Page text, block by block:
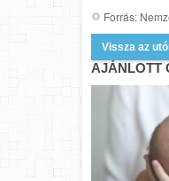
Forrás:
Vissza az
AJÁNLOTT